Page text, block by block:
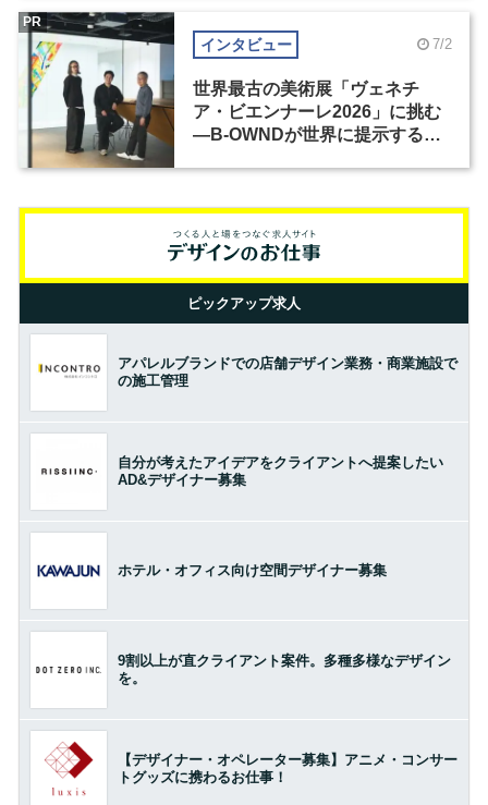
インタビュー 7/2
世界最古の美術展「ヴェネチ
ア・ビエンナーレ2026」に挑む
―B-OWNDが世界に提示する美
PR
ピックアップ求人
アパレルブランドでの店舗デザイン業務・商業施設で
の施工管理
自分が考えたアイデアをクライアントへ提案したい
AD&デザイナー募集
ホテル・オフィス向け空間デザイナー募集
9割以上が直クライアント案件。多種多様なデザイン
を。
【デザイナー・オペレーター募集】アニメ・コンサー
トグッズに携わるお仕事！